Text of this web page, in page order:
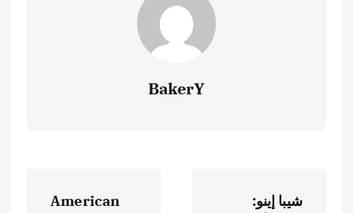
BakerY
شيبا إينو:
American